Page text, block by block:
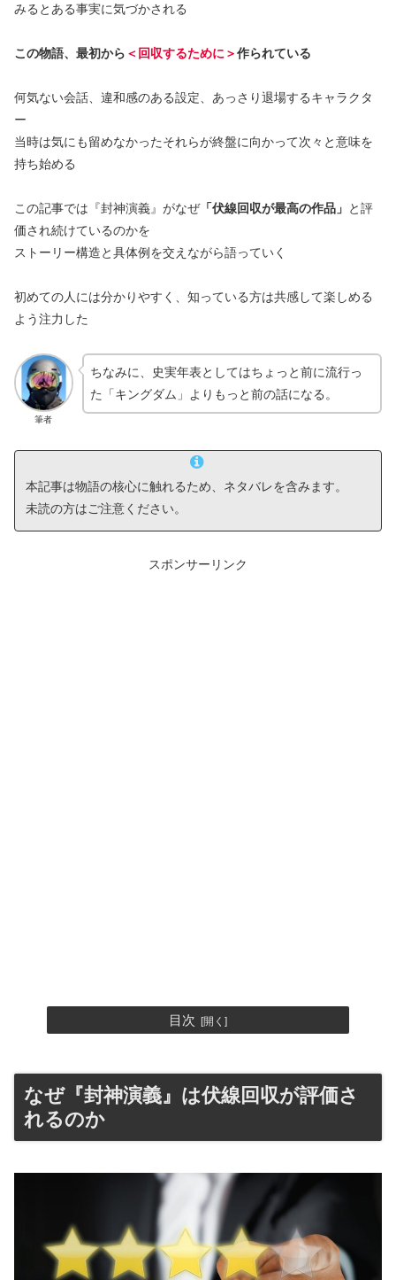
みるとある事実に気づかされる
この物語、最初から ＜回収するために＞作られている
何気ない会話、違和感のある設定、あっさり退場するキャラクタ
ー
当時は気にも留めなかったそれらが終盤に向かって次々と意味を
持ち始める
この記事では『封神演義』がなぜ「伏線回収が最高の作品」 と評
価され続けているのかを
ストーリー構造と具体例を交えながら語っていく
初めての人には分かりやすく、知っている方は共感して楽しめる
よう注力した
筆者
ちなみに、史実年表としてはちょっと前に流行っ
た「キングダム」よりもっと前の話になる。
本記事は物語の核心に触れるため、ネタバレを含みます。
未読の方はご注意ください。
スポンサーリンク
目次
なぜ『封神演義』は伏線回収が評価さ
れるのか